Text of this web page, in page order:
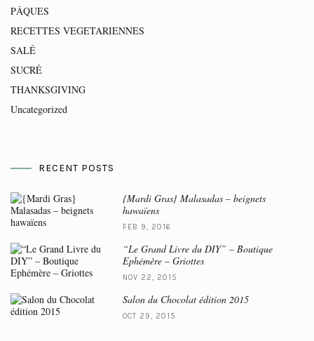
PÂQUES
RECETTES VEGETARIENNES
SALÉ
SUCRÉ
THANKSGIVING
Uncategorized
RECENT POSTS
{Mardi Gras} Malasadas – beignets
hawaïens
FEB 9, 2016
“Le Grand Livre du DIY” – Boutique
Ephémère – Griottes
NOV 22, 2015
Salon du Chocolat édition 2015
OCT 29, 2015